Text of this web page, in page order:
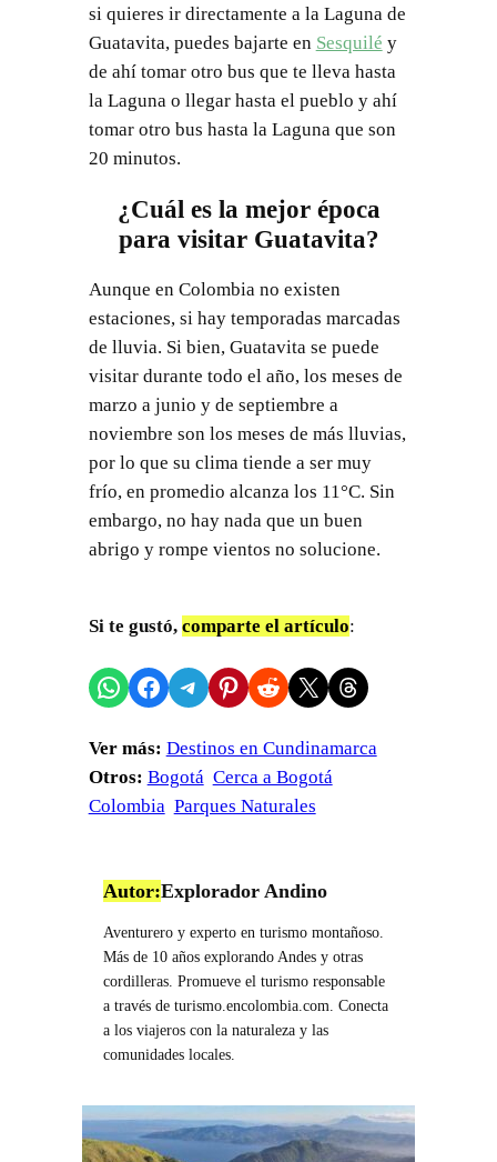
si quieres ir directamente a la Laguna de
Guatavita, puedes bajarte en Sesquilé y
de ahí tomar otro bus que te lleva hasta
la Laguna o llegar hasta el pueblo y ahí
tomar otro bus hasta la Laguna que son
20 minutos.
¿Cuál es la mejor época
para visitar Guatavita?
Aunque en Colombia no existen
estaciones, si hay temporadas marcadas
de lluvia. Si bien, Guatavita se puede
visitar durante todo el año, los meses de
marzo a junio y de septiembre a
noviembre son los meses de más lluvias,
por lo que su clima tiende a ser muy
frío, en promedio alcanza los 11°C. Sin
embargo, no hay nada que un buen
abrigo y rompe vientos no solucione.
Si te gustó, comparte el artículo:
Compartir en WhatsApp
Compartir en Facebook
Compartir en Telegram
Compartir en Pinterest
Compartir en Reddit
Compartir en X Share on Threads
Ver más: Destinos en Cundinamarca
Otros: Bogotá Cerca a Bogotá
Colombia Parques Naturales
Autor:Explorador Andino
Aventurero y experto en turismo montañoso.
Más de 10 años explorando Andes y otras
cordilleras. Promueve el turismo responsable
a través de turismo.encolombia.com. Conecta
a los viajeros con la naturaleza y las
comunidades locales.